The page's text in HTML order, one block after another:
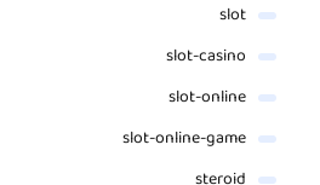
slot
slot-casino
slot-online
slot-online-game